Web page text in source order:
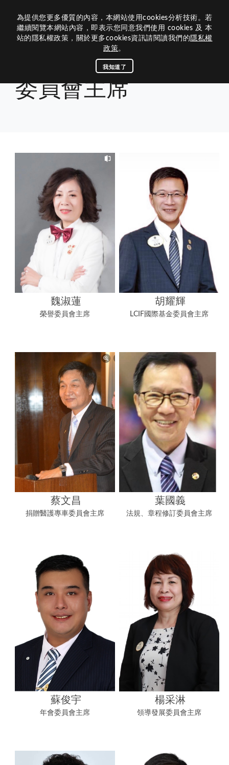
歷屆網站
關於我們
300G2區的沿革
八大宗旨與信條
獅子會名稱與象徵
獅子會的簡史
內閣團隊
300G2區團隊
專區主席
分區主席
區策顧問
委員會主席
分會會長
活動媒體
最新消息
區行事曆
公文查詢
專刊手冊
獅訊專刊
總會連結
教育連結
LCIF捐款名錄
LCTF捐款名錄
LCIF捐款總額表
捐獻榮譽
獅友捐獻榮譽榜
300G2
聯絡300G2
各分會
聯絡分會
為提供您更多優質的內容，本網站使用cookies分析技術。若
繼續閱覽本網站內容，即表示您同意我們使用 cookies 及 本
站的隱私權政策，關於更多cookies資訊請閱讀我們的 隱私權
政策。
我知道了
委員會主席
委員會主席
魏淑蓮
榮譽委員會主席
胡耀輝
LCIF國際基金委員會主席
蔡文昌
捐贈醫護專車委員會主席
葉國義
法規、章程修訂委員會主席
蘇俊宇
年會委員會主席
楊采淋
領導發展委員會主席